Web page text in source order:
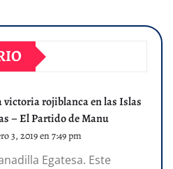
rojiblanca en las Islas
– El Partido de Manu
3, 2019 en 7:49 pm
Egatesa. Este